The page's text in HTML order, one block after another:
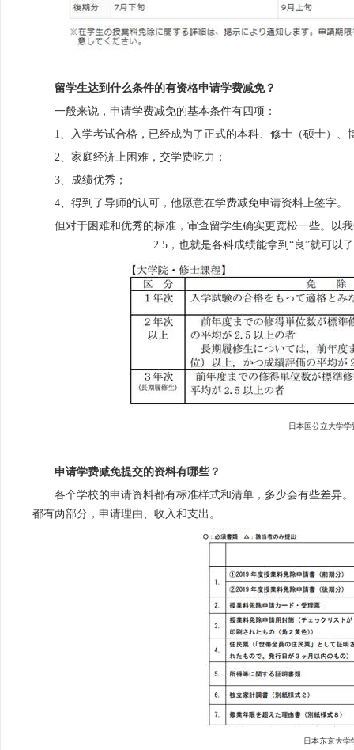
留学生达到什么条件的有资格申请学费减免？
一般来说，申请学费减免的基本条件有四项：
1、入学考试合格，已经成为了正式的本科、修士（硕士）
2、家庭经济上困难，交学费吃力；
3、成绩优秀；
4、得到了导师的认可，他愿意在学费减免申请资料上签字。
但对于困难和优秀的标准，审查留学生确实更宽松一些。以
2.5，也就是各科成绩能拿到“良”就可以
日本国公立大学
申请学费减免提交的资料有哪些？
各个学校的申请资料都有标准样式和清单，多少会有些差异
都有两部分，申请理由、收入和支出。
日本东京大学